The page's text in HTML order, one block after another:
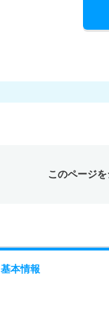
このページ
基本情報